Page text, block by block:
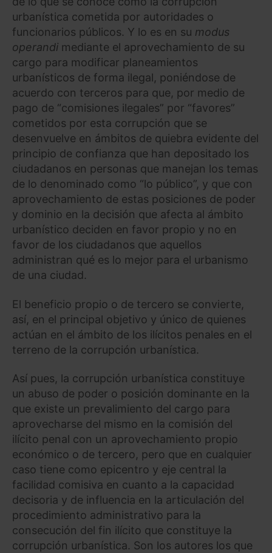
urbanística cometida por autoridades o
funcionarios públicos. Y lo es en su modus
operandi mediante el aprovechamiento de su
cargo para modificar planeamientos
urbanísticos de forma ilegal, poniéndose de
acuerdo con terceros para que, por medio de
pago de “comisiones ilegales” por “favores”
cometidos por esta corrupción que se
desenvuelve en ámbitos de quiebra evidente del
principio de confianza que han depositado los
ciudadanos en personas que manejan los temas
de lo denominado como “lo público”, y que con
aprovechamiento de estas posiciones de poder
y dominio en la decisión que afecta al ámbito
urbanístico deciden en favor propio y no en
favor de los ciudadanos que aquellos
administran qué es lo mejor para el urbanismo
de una ciudad.
El beneficio propio o de tercero se convierte,
así, en el principal objetivo y único de quienes
actúan en el ámbito de los ilícitos penales en el
terreno de la corrupción urbanística.
Así pues, la corrupción urbanística constituye
un abuso de poder o posición dominante en la
que existe un prevalimiento del cargo para
aprovecharse del mismo en la comisión del
ilícito penal con un aprovechamiento propio
económico o de tercero, pero que en cualquier
caso tiene como epicentro y eje central la
facilidad comisiva en cuanto a la capacidad
decisoria y de influencia en la articulación del
procedimiento administrativo para la
consecución del fin ilícito que constituye la
corrupción urbanística. Son los autores los que